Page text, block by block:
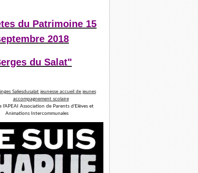
du Patrimoine 15
2018
du Salat"
l'APEAI Association de Parents d'Elèves et
Animations Intercommunales